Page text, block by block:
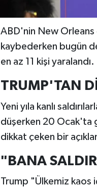
ABD'nin New Orleans
kaybederken bugün
en az 11 kişi yaralandı.
TRUMP'TAN
Yeni yıla kanlı
düşerken 20 Ocak'ta
dikkat çeken bir
"BANA
Trump "Ülkemiz kaos